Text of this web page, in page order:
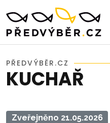
PŘEDVÝBĚR.CZ
KUCHAŘ
Zveřejněno 21.05.2026